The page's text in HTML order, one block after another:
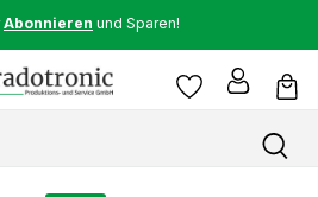
Abonnieren und Sparen!